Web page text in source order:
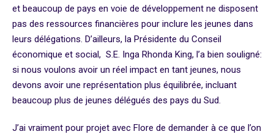
et beaucoup de pays en voie de développement ne disposent
pas des ressources financières pour inclure les jeunes dans
leurs délégations. D’ailleurs, la Présidente du Conseil
économique et social, S.E. Inga Rhonda King, l’a bien souligné:
si nous voulons avoir un réel impact en tant jeunes, nous
devons avoir une représentation plus équilibrée, incluant
beaucoup plus de jeunes délégués des pays du Sud.
J’ai vraiment pour projet avec Flore de demander à ce que l’on